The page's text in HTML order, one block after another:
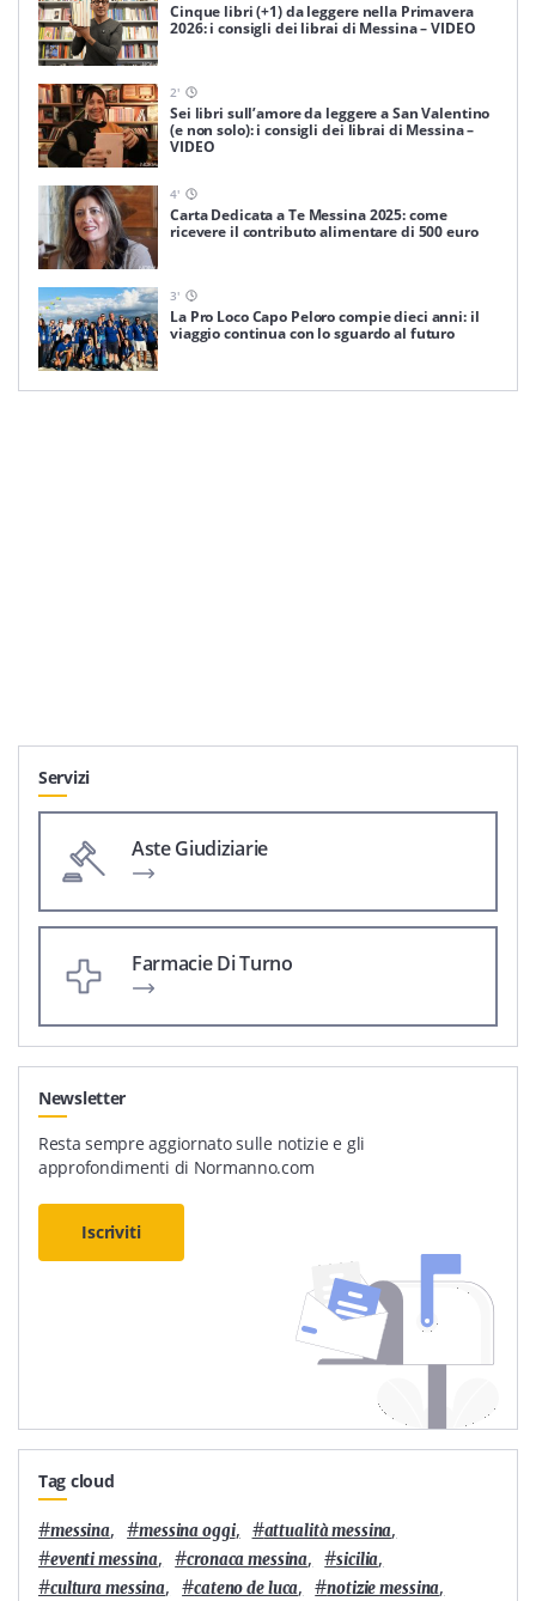
Cinque libri (+1) da leggere nella Primavera
2026: i consigli dei librai di Messina – VIDEO
2'
Sei libri sull’amore da leggere a San Valentino
(e non solo): i consigli dei librai di Messina –
VIDEO
4'
Carta Dedicata a Te Messina 2025: come
ricevere il contributo alimentare di 500 euro
3'
La Pro Loco Capo Peloro compie dieci anni: il
viaggio continua con lo sguardo al futuro
Servizi
Aste Giudiziarie
Farmacie Di Turno
Newsletter
Resta sempre aggiornato sulle notizie e gli
approfondimenti di Normanno.com
Iscriviti
Tag cloud
#messina, #messina oggi, #attualità messina,
#eventi messina, #cronaca messina, #sicilia,
#cultura messina, #cateno de luca, #notizie messina,